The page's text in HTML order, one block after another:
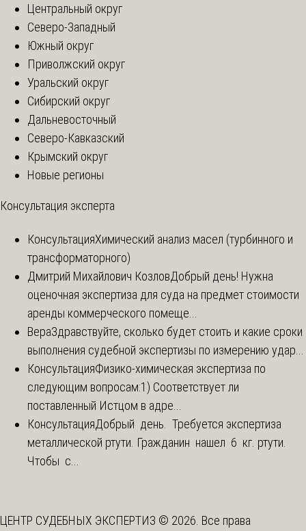
Центральный округ
Северо-Западный
Южный округ
Приволжский округ
Уральский округ
Сибирский округ
Дальневосточный
Северо-Кавказский
Крымский округ
Новые регионы
Консультация эксперта
КонсультацияХимический анализ масел (турбинного и
трансформаторного)
Дмитрий Михайлович КозловДобрый день! Нужна
оценочная экспертиза для суда на предмет стоимости
аренды коммерческого помеще...
ВераЗдравствуйте, сколько будет стоить и какие сроки
выполнения судебной экспертизы по измерению удар...
КонсультацияФизико-химическая экспертиза по
следующим вопросам:1) Соответствует ли
поставленный Истцом в адре...
КонсультацияДобрый день. Требуется экспертиза
металлической ртути. Гражданин нашел 6 кг. ртути.
Чтобы с...
ЦЕНТР СУДЕБНЫХ ЭКСПЕРТИЗ © 2026. Все права